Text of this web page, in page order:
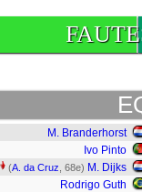
M. Branderhorst
Ivo Pinto
(A. da Cruz , 68e) M. Dijks
Rodrigo Guth